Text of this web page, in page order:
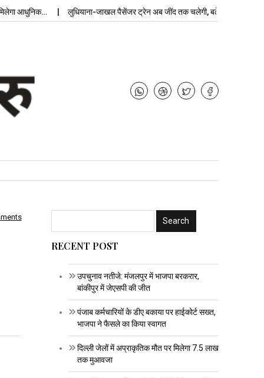
आधुनिक… लुधियाना-जाखल पैसेंजर ट्रेन अब जींद तक चलेगी, बढ़ेगी…
RECENT POST
उपचुनाव नतीजे: मंजलपुर में भाजपा बरकरार,
बांकीपुर में जेएसपी की जीत
पंजाब कर्मचारियों के डीए बकाया पर हाईकोर्ट सख्त,
भाजपा ने फैसले का किया स्वागत
दिल्ली जेलों में अप्राकृतिक मौत पर मिलेगा 7.5 लाख
तक मुआवजा